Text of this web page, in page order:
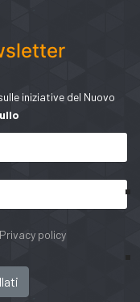
iniziative del Nuovo
Privacy policy